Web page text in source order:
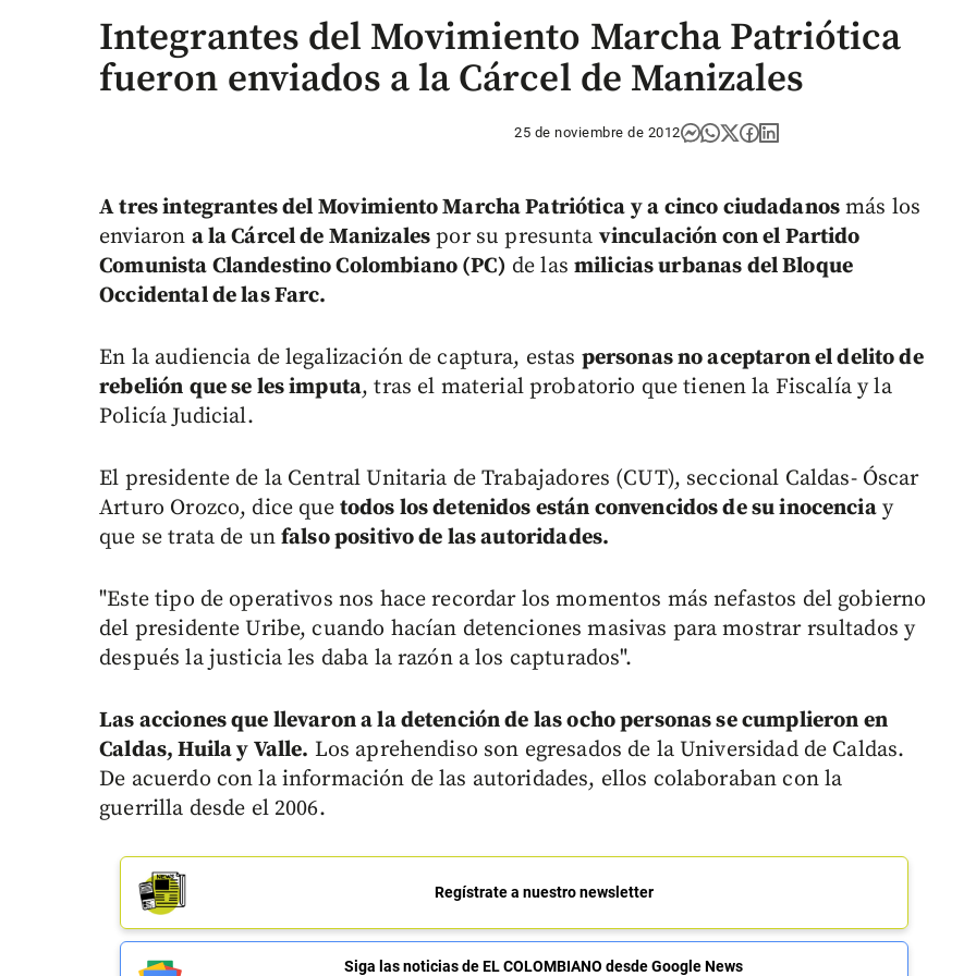
Integrantes del Movimiento Marcha Patriótica
fueron enviados a la Cárcel de Manizales
25 de noviembre de 2012
A tres integrantes del Movimiento Marcha Patriótica y a cinco ciudadanos más los
enviaron a la Cárcel de Manizales por su presunta vinculación con el Partido
Comunista Clandestino Colombiano (PC) de las milicias urbanas del Bloque
Occidental de las Farc.
En la audiencia de legalización de captura, estas personas no aceptaron el delito de
rebelión que se les imputa, tras el material probatorio que tienen la Fiscalía y la
Policía Judicial.
El presidente de la Central Unitaria de Trabajadores (CUT), seccional Caldas- Óscar
Arturo Orozco, dice que todos los detenidos están convencidos de su inocenciay
que se trata de unfalso positivo de las autoridades.
"Este tipo de operativos nos hace recordar los momentos más nefastos del gobierno
del presidente Uribe, cuando hacían detenciones masivas para mostrar rsultados y
después la justicia les daba la razón a los capturados".
Las acciones que llevaron a la detención de las ocho personas se cumplieron en
Caldas, Huila y Valle. Los aprehendiso son egresados de la Universidad de Caldas.
De acuerdo con la información de las autoridades, ellos colaboraban con la
guerrilla desde el 2006.
Regístrate a nuestro newsletter
Siga las noticias de EL COLOMBIANO desde Google News